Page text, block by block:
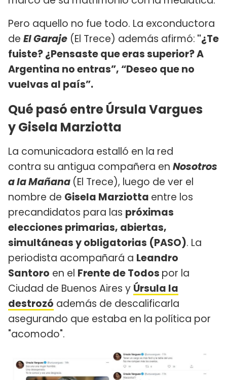
Pero aquello no fue todo. La exconductora
de El Garaje (El Trece) además afirmó: "¿Te
fuiste? ¿Pensaste que eras superior? A
Argentina no entras”, “Deseo que no
vuelvas al país”.
Qué pasó entre Úrsula Vargues
y Gisela Marziotta
La comunicadora estalló en la red
contra su antigua compañera en Nosotros
a la Mañana (El Trece), luego de ver el
nombre de Gisela Marziotta entre los
precandidatos para las próximas
elecciones primarias, abiertas,
simultáneas y obligatorias (PASO). La
periodista acompañará a Leandro
Santoro en el Frente de Todos por la
Ciudad de Buenos Aires y Úrsula la
destrozó además de descalificarla
asegurando que estaba en la política por
"acomodo".